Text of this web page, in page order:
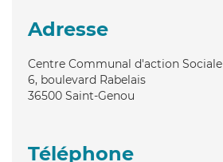
Adresse
Centre Communal d'action Sociale
6, boulevard Rabelais
36500 Saint-Genou
Téléphone